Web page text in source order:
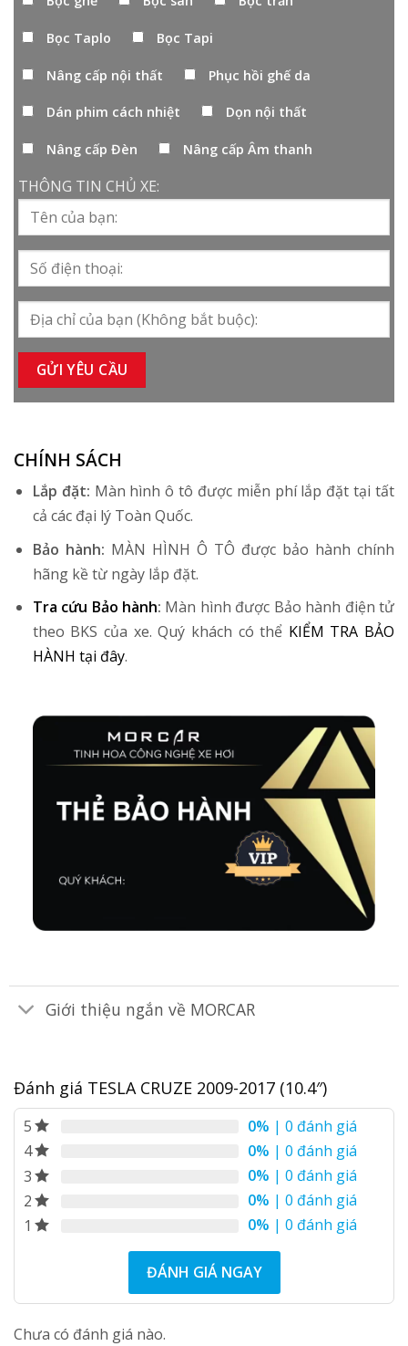
Bọc Taplo Bọc Tapi
Nâng cấp nội thất Phục hồi ghế da
Dán phim cách nhiệt Dọn nội thất
Nâng cấp Đèn Nâng cấp Âm thanh
THÔNG TIN CHỦ XE:
CHÍNH SÁCH
Lắp đặt: Màn hình ô tô được miễn phí lắp đặt tại tất
cả các đại lý Toàn Quốc.
Bảo hành: MÀN HÌNH Ô TÔ được bảo hành chính
hãng kề từ ngày lắp đặt.
Tra cứu Bảo hành: Màn hình được Bảo hành điện tử
theo BKS của xe. Quý khách có thể KIỂM TRA BẢO
HÀNH tại đây.
Giới thiệu ngắn về MORCAR
Đánh giá TESLA CRUZE 2009-2017 (10.4″)
5 0% | 0 đánh giá
4
0% | 0 đánh giá
3
0% | 0 đánh giá
2
0% | 0 đánh giá
1
0% | 0 đánh giá
ĐÁNH GIÁ NGAY
Chưa có đánh giá nào.